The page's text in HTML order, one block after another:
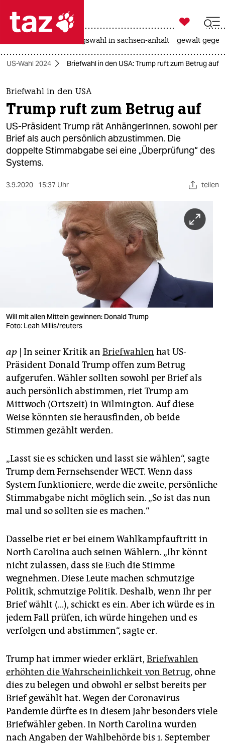
 taz zahl ich
taz zahl ich
themen
politik
öko
gesellschaft
kultur
verlag
shop
fragen & hilfe
unterstützen
abo
genossenschaft
epaper login

taz zahl ich
landtagswahl in sachsen-anhalt gewalt
US-Wahl 2024 Briefwahl in den USA: Trump ruft zum Betrug auf
Briefwahl in den USA
Trump ruft zum Betrug auf
US-Präsident Trump rät AnhängerInnen, sowohl per
Brief als auch persönlich abzustimmen. Die
doppelte Stimmabgabe sei eine „Überprüfung“ des
Systems.
3.9.2020 15:37 Uhr teilen
Will mit allen Mitteln gewinnen: Donald Trump
Foto: Leah Millis/reuters
ap | In seiner Kritik an Briefwahlen hat US-
Präsident Donald Trump offen zum Betrug
aufgerufen. Wähler sollten sowohl per Brief als
auch persönlich abstimmen, riet Trump am
Mittwoch (Ortszeit) in Wilmington. Auf diese
Weise könnten sie herausfinden, ob beide
Stimmen gezählt werden.
„Lasst sie es schicken und lasst sie wählen“, sagte
Trump dem Fernsehsender WECT. Wenn dass
System funktioniere, werde die zweite, persönliche
Stimmabgabe nicht möglich sein. „So ist das nun
mal und so sollten sie es machen.“
Dasselbe riet er bei einem Wahlkampfauftritt in
North Carolina auch seinen Wählern. „Ihr könnt
nicht zulassen, dass sie Euch die Stimme
wegnehmen. Diese Leute machen schmutzige
Politik, schmutzige Politik. Deshalb, wenn Ihr per
Brief wählt (...), schickt es ein. Aber ich würde es in
jedem Fall prüfen, ich würde hingehen und es
verfolgen und abstimmen“, sagte er.
Trump hat immer wieder erklärt, Briefwahlen
erhöhten die Wahrscheinlichkeit von Betrug, ohne
dies zu belegen und obwohl er selbst bereits per
Brief gewählt hat. Wegen der Coronavirus
Pandemie dürfte es in diesem Jahr besonders viele
Briefwähler geben. In North Carolina wurden
nach Angaben der Wahlbehörde bis 1. September